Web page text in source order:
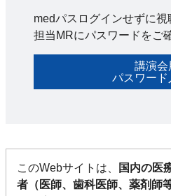
medパスログインせずに
担当MRにパスワードをご
講演会
パスワード
このWebサイトは、
国内の医
者（医師、歯科医師、薬剤師等